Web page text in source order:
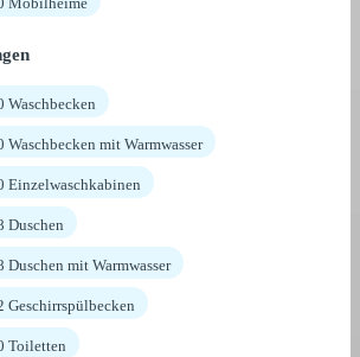
Waschbecken
Waschbecken mit Warmwasser
Einzelwaschkabinen
Duschen
Duschen mit Warmwasser
Geschirrspülbecken
Toiletten